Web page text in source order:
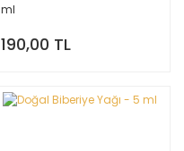
ml
190,00 TL